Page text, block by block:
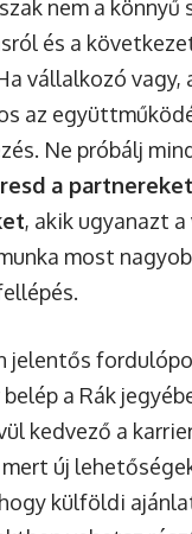
nem a könnyű
és a
vállalkozó vagy,
az
Ne próbálj
a
, akik ugyanazt
most
jelentős
a Rák
kedvező a
új
külföldi